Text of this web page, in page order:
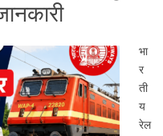
भा
र
ती
य
रेल